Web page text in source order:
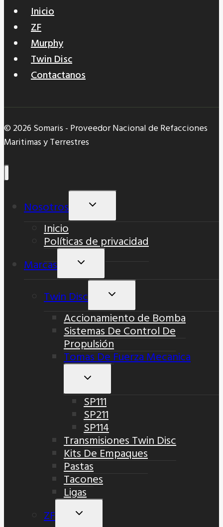
Inicio
ZF
Murphy
Twin Disc
Contactanos
© 2026 Somaris - Proveedor Nacional de Refacciones
Maritimas y Terrestres
Nosotros
Alternar
Inicio
Políticas de privacidad
Marcas
Alternar
Hijo
Twin Disc
Alternar
Hijo
Accionamiento de Bomba
Sistemas De Control De
Propulsión
Tomas De Fuerza Mecanica
Alternar
Hijo
SP111
SP211
SP114
Transmisiones Twin Disc
Kits De Empaques
Pastas
Tacones
Ligas
ZF
Alternar